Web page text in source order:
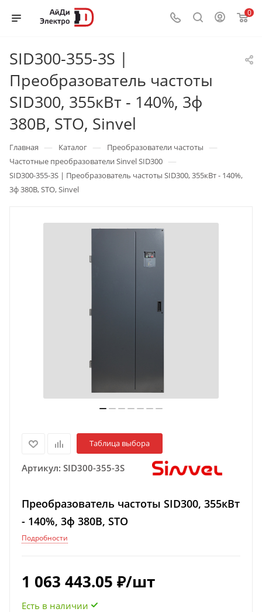
0
SID300-355-3S |
Преобразователь частоты
SID300, 355кВт - 140%, 3ф
380В, STO, Sinvel
Главная — Каталог — Преобразователи частоты —
Частотные преобразователи Sinvel SID300 —
SID300-355-3S | Преобразователь частоты SID300, 355кВт - 140%,
3ф 380В, STO, Sinvel
Таблица выбора
Артикул: SID300-355-3S
Преобразователь частоты SID300, 355кВт
- 140%, 3ф 380В, STO
Подробности
1 063 443.05 ₽/шт
Есть в наличии